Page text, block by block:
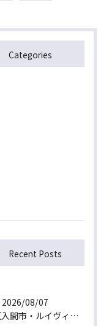
Categories
Recent Posts
2026/08/07
【入間市・ルイヴィトン買取】ハート型が可愛い！ヴェルニ「ポルトモネ・クール」を最高値でお買取！